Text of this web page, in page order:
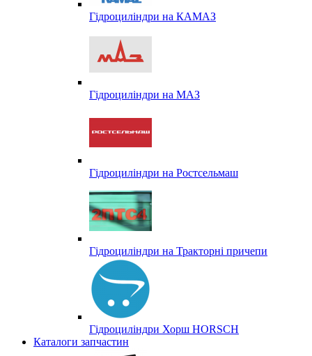
Гідроциліндри на КАМАЗ
Гідроциліндри на МАЗ
Гідроциліндри на Ростсельмаш
Гідроциліндри на Тракторні причепи
Гідроциліндри Хорш HORSCH
Каталоги запчастин